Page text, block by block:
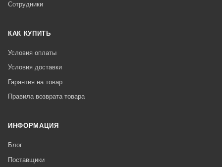
Сотрудники
КАК КУПИТЬ
Условия оплаты
Условия доставки
Гарантия на товар
Правила возврата товара
ИНФОРМАЦИЯ
Блог
Поставщики